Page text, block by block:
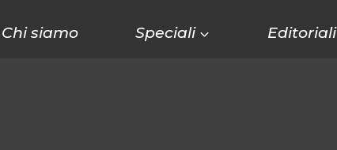
Chi siamo Speciali Editoriali